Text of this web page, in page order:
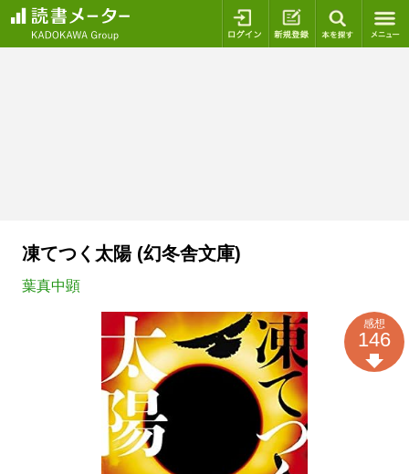
ログイン 新規登録
凍てつく太陽 (幻冬舎文庫)
葉真中顕
感想
146